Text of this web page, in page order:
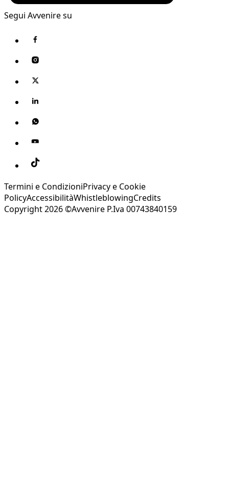
Segui Avvenire su
Termini e CondizioniPrivacy e Cookie
PolicyAccessibilitàWhistleblowingCredits
Copyright 2026 ©Avvenire P.Iva 00743840159